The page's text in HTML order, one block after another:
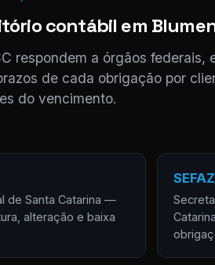
contábil em
respondem a órgãos federais,
de cada obrigação por
do vencimento.
de Santa Catarina —
alteração e baixa